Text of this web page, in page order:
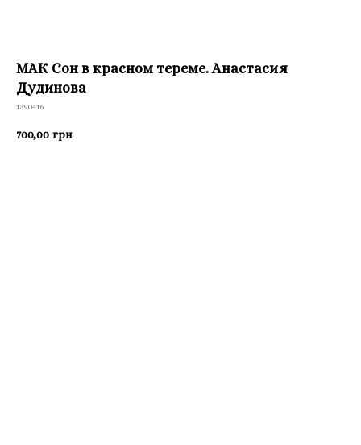
МАК Сон в красном тереме. Анастасия
Дудинова
1390416
700,00 грн